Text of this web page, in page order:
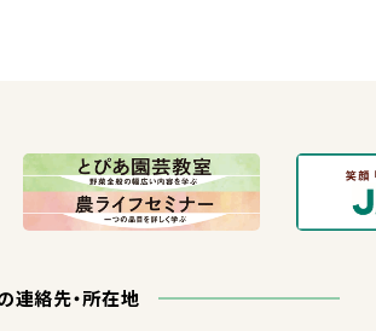
連絡先・所在地